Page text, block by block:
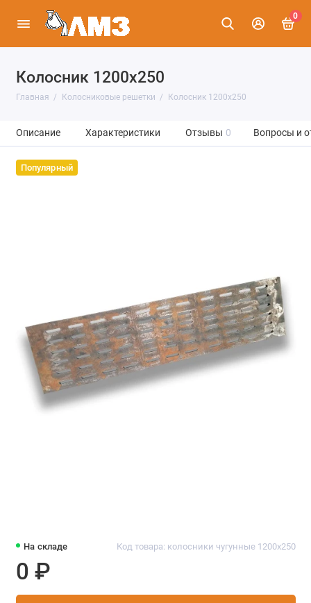
0
Колосник 1200х250
Главная Колосниковые решетки Колосник 1200х250
Описание Характеристики Отзывы 0 Вопросы и
Популярный
На складе Код товара: колосники чугунные 1200х250
0 ₽